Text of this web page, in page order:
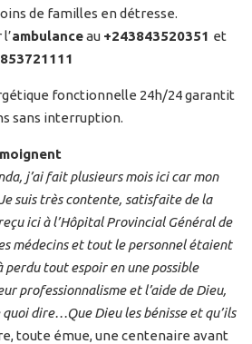
de familles en détresse.
ambulanceau +243843520351 et
fonctionnelle 24h/24 garantit
sans interruption.
j’ai fait plusieurs mois ici car mon
suis très contente, satisfaite de la
ici à l’Hôpital Provincial Général de
médecins et tout le personnel étaient
perdu tout espoir en une possible
professionnalisme et l’aide de Dieu,
quoi dire…Que Dieu les bénisse et qu’ils
toute émue, une centenaire avant